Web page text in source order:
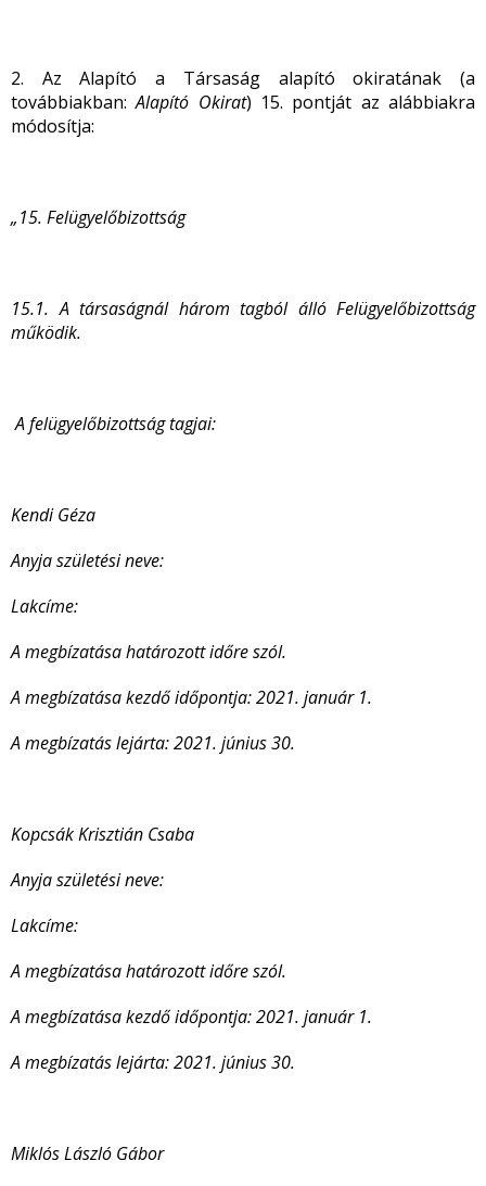
2. Az Alapító a Társaság alapító okiratának (a
továbbiakban:Alapító Okirat) 15. pontját az alábbiakra
módosítja:
„15. Felügyelőbizottság
15.1. A társaságnál három tagból álló Felügyelőbizottság
működik.
A felügyelőbizottság tagjai:
Kendi Géza
Anyja születési neve:
Lakcíme:
A megbízatása határozott időre szól.
A megbízatása kezdő időpontja: 2021. január 1.
A megbízatás lejárta: 2021. június 30.
Kopcsák Krisztián Csaba
Anyja születési neve:
Lakcíme:
A megbízatása határozott időre szól.
A megbízatása kezdő időpontja: 2021. január 1.
A megbízatás lejárta: 2021. június 30.
Miklós László Gábor